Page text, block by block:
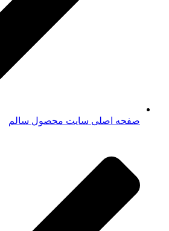
صفحه اصلی سایت محصول سالم